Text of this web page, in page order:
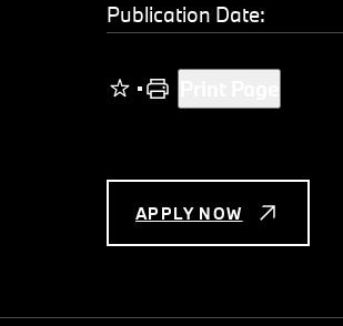
Publication Date:
APPLY NOW